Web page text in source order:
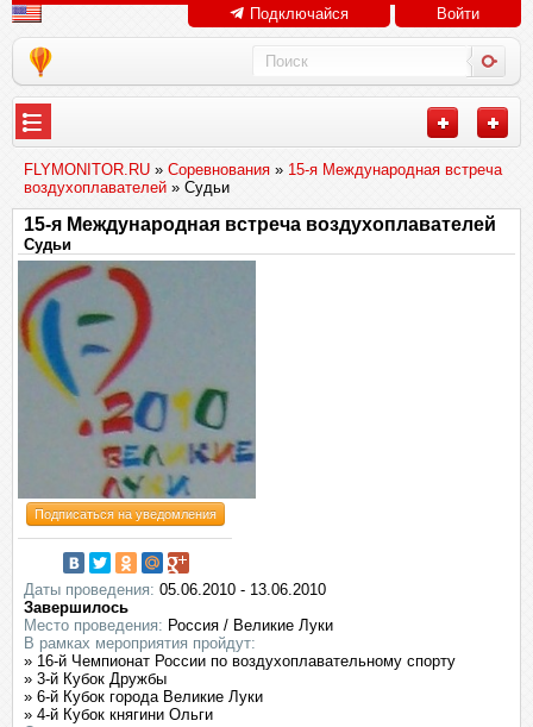
Подключайся Войти
FLYMONITOR.RU » Соревнования » 15-я Международная встреча
воздухоплавателей » Судьи
15-я Международная встреча воздухоплавателей
Судьи
Подписаться на уведомления
Даты проведения: 05.06.2010 - 13.06.2010
Завершилось
Место проведения: Россия / Великие Луки
В рамках мероприятия пройдут:
» 16-й Чемпионат России по воздухоплавательному спорту
» 3-й Кубок Дружбы
» 6-й Кубок города Великие Луки
» 4-й Кубок княгини Ольги